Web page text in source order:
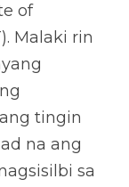
of
Malaki rin
tingin
na ang
sa